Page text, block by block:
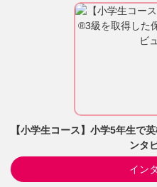
【小学生コース】小学5年生で
ンタ
イン